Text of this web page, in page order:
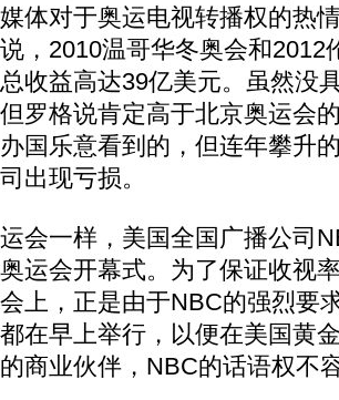
体对于奥运电视转播权的热
，2010温哥华冬奥会和2012
收益高达39亿美元。虽然没
罗格说肯定高于北京奥运会
国乐意看到的，但连年攀升
出现亏损。
一样，美国全国广播公司
运会开幕式。为了保证收视
上，正是由于NBC的强烈要
在早上举行，以便在美国黄
商业伙伴，NBC的话语权不